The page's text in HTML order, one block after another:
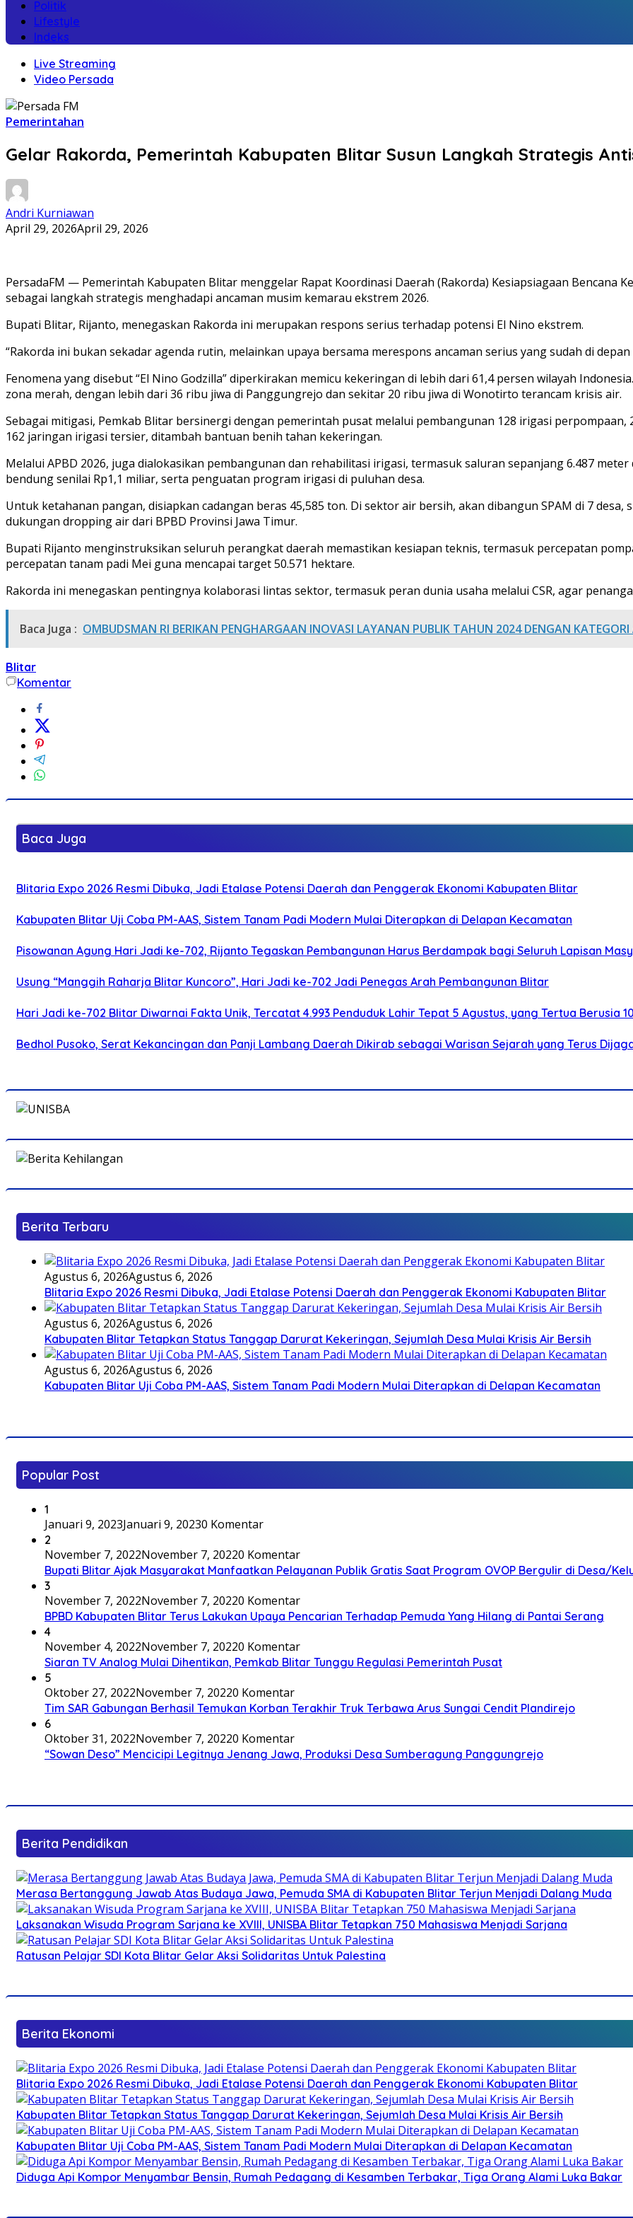
Politik
Lifestyle
Indeks
Live Streaming
Video Persada
Pemerintahan
Gelar Rakorda, Pemerintah Kabupaten Blitar Susun Langkah Strategis
Andri Kurniawan
April 29, 2026April 29, 2026
PersadaFM — Pemerintah Kabupaten Blitar menggelar Rapat Koordinasi Daerah (Rakorda) Kesiapsiagaan Bencana
sebagai langkah strategis menghadapi ancaman musim kemarau ekstrem 2026.
Bupati Blitar, Rijanto, menegaskan Rakorda ini merupakan respons serius terhadap potensi El Nino ekstrem.
“Rakorda ini bukan sekadar agenda rutin, melainkan upaya bersama merespons ancaman serius yang sudah di depan
Fenomena yang disebut “El Nino Godzilla” diperkirakan memicu kekeringan di lebih dari 61,4 persen wilayah
zona merah, dengan lebih dari 36 ribu jiwa di Panggungrejo dan sekitar 20 ribu jiwa di Wonotirto terancam krisis air.
Sebagai mitigasi, Pemkab Blitar bersinergi dengan pemerintah pusat melalui pembangunan 128 irigasi
162 jaringan irigasi tersier, ditambah bantuan benih tahan kekeringan.
Melalui APBD 2026, juga dialokasikan pembangunan dan rehabilitasi irigasi, termasuk saluran sepanjang 6.487
bendung senilai Rp1,1 miliar, serta penguatan program irigasi di puluhan desa.
Untuk ketahanan pangan, disiapkan cadangan beras 45,585 ton. Di sektor air bersih, akan dibangun SPAM di 7
dukungan dropping air dari BPBD Provinsi Jawa Timur.
Bupati Rijanto menginstruksikan seluruh perangkat daerah memastikan kesiapan teknis, termasuk percepatan
percepatan tanam padi Mei guna mencapai target 50.571 hektare.
Rakorda ini menegaskan pentingnya kolaborasi lintas sektor, termasuk peran dunia usaha melalui CSR, agar
Baca Juga : OMBUDSMAN RI BERIKAN PENGHARGAAN INOVASI LAYANAN PUBLIK TAHUN 2024 DENGAN KATEGORI
Blitar
Komentar
Baca Juga
Blitaria Expo 2026 Resmi Dibuka, Jadi Etalase Potensi Daerah dan Penggerak Ekonomi Kabupaten Blitar
Kabupaten Blitar Uji Coba PM-AAS, Sistem Tanam Padi Modern Mulai Diterapkan di Delapan Kecamatan
Pisowanan Agung Hari Jadi ke-702, Rijanto Tegaskan Pembangunan Harus Berdampak bagi Seluruh Lapisan
Usung “Manggih Raharja Blitar Kuncoro”, Hari Jadi ke-702 Jadi Penegas Arah Pembangunan Blitar
Hari Jadi ke-702 Blitar Diwarnai Fakta Unik, Tercatat 4.993 Penduduk Lahir Tepat 5 Agustus, yang Tertua Berusia
Bedhol Pusoko, Serat Kekancingan dan Panji Lambang Daerah Dikirab sebagai Warisan Sejarah yang Terus
Berita Terbaru
Agustus 6, 2026Agustus 6, 2026
Blitaria Expo 2026 Resmi Dibuka, Jadi Etalase Potensi Daerah dan Penggerak Ekonomi Kabupaten Blitar
Agustus 6, 2026Agustus 6, 2026
Kabupaten Blitar Tetapkan Status Tanggap Darurat Kekeringan, Sejumlah Desa Mulai Krisis Air Bersih
Agustus 6, 2026Agustus 6, 2026
Kabupaten Blitar Uji Coba PM-AAS, Sistem Tanam Padi Modern Mulai Diterapkan di Delapan Kecamatan
Popular Post
1
Januari 9, 2023Januari 9, 20230 Komentar
2
November 7, 2022November 7, 20220 Komentar
Bupati Blitar Ajak Masyarakat Manfaatkan Pelayanan Publik Gratis Saat Program OVOP Bergulir di Desa/
3
November 7, 2022November 7, 20220 Komentar
BPBD Kabupaten Blitar Terus Lakukan Upaya Pencarian Terhadap Pemuda Yang Hilang di Pantai Serang
4
November 4, 2022November 7, 20220 Komentar
Siaran TV Analog Mulai Dihentikan, Pemkab Blitar Tunggu Regulasi Pemerintah Pusat
5
Oktober 27, 2022November 7, 20220 Komentar
Tim SAR Gabungan Berhasil Temukan Korban Terakhir Truk Terbawa Arus Sungai Cendit Plandirejo
6
Oktober 31, 2022November 7, 20220 Komentar
“Sowan Deso” Mencicipi Legitnya Jenang Jawa, Produksi Desa Sumberagung Panggungrejo
Berita Pendidikan
Merasa Bertanggung Jawab Atas Budaya Jawa, Pemuda SMA di Kabupaten Blitar Terjun Menjadi Dalang Muda
Laksanakan Wisuda Program Sarjana ke XVIII, UNISBA Blitar Tetapkan 750 Mahasiswa Menjadi Sarjana
Ratusan Pelajar SDI Kota Blitar Gelar Aksi Solidaritas Untuk Palestina
Berita Ekonomi
Blitaria Expo 2026 Resmi Dibuka, Jadi Etalase Potensi Daerah dan Penggerak Ekonomi Kabupaten Blitar
Kabupaten Blitar Tetapkan Status Tanggap Darurat Kekeringan, Sejumlah Desa Mulai Krisis Air Bersih
Kabupaten Blitar Uji Coba PM-AAS, Sistem Tanam Padi Modern Mulai Diterapkan di Delapan Kecamatan
Diduga Api Kompor Menyambar Bensin, Rumah Pedagang di Kesamben Terbakar, Tiga Orang Alami Luka Bakar